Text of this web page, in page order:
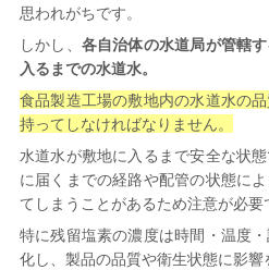
思われがちです。
しかし、 各自治体の水道局が管轄
入るまでの水道水。
食品製造工場の敷地内の水道水の
持ってしなければなりません。
水道水が敷地に入るまで安全な状
に届くまでの経路や配管の状態に
てしまうことがあるため注意が必要
特に残留塩素の濃度は時間・温度
化し、製品の品質や衛生状態に影響